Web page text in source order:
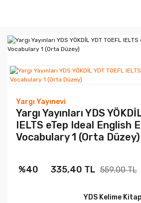
Yargı Yayınevi
Yargı Yayınları YDS
IELTS eTep Ideal English
Vocabulary 1 (Orta Düzey)
%40 335,40 TL 559,00 TL
YDS Kelime